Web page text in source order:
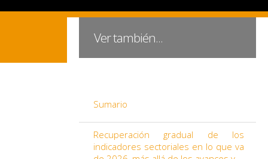
Ver también...
Sumario
Recuperación gradual de los
indicadores sectoriales en lo que va